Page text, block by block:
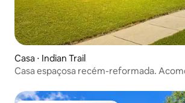
Casa ⋅ Indian Trail
Casa espaçosa recém-reformada.